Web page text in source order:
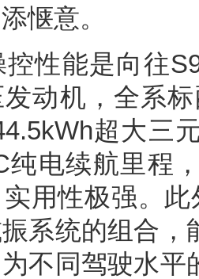
惬意。
能是向往S9
动机，全系
超大三
纯电续航里程
用性极强。
系统的组合，
不同驾驶水